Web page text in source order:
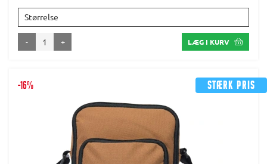
Størrelse
- + LÆG I KURV
Stærk pris
-16%